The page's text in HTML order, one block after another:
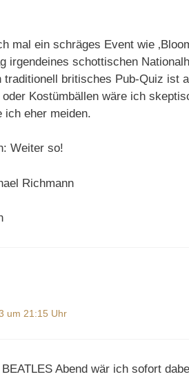
mal ein schräges Event wie
irgendeines schottischen
traditionell britisches Pub-Quiz ist
oder Kostümbällen wäre ich
ich eher meiden.
Weiter so!
Richmann
um 21:15 Uhr
Abend wär ich sofort